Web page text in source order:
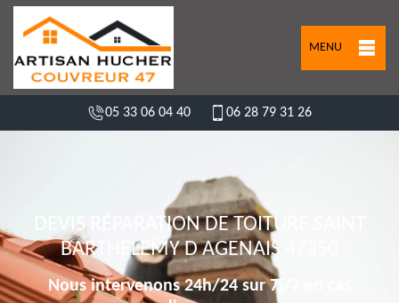
MENU
05 33 06 04 40 06 28 79 31 26
DEVIS RÉPARATION DE TOITURE SAINT
BARTHELEMY D AGENAIS 47350
Nous intervenons 24h/24 sur 7j/7 en cas